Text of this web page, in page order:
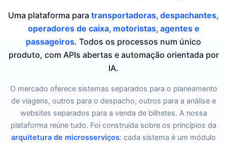
Uma plataforma para transportadoras, despachantes,
operadores de caixa, motoristas, agentes e
passageiros. Todos os processos num único
produto, com APIs abertas e automação orientada por
IA.
O mercado oferece sistemas separados para o planeamento
de viagens, outros para o despacho, outros para a análise e
websites separados para a venda de bilhetes. A nossa
plataforma reúne tudo. Foi construída sobre os princípios da
arquitetura de microsserviços: cada sistema é um módulo